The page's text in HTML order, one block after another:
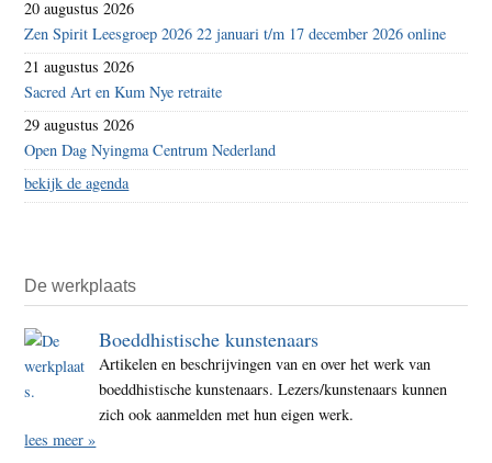
20 augustus 2026
Zen Spirit Leesgroep 2026 22 januari t/m 17 december 2026 online
21 augustus 2026
Sacred Art en Kum Nye retraite
29 augustus 2026
Open Dag Nyingma Centrum Nederland
bekijk de agenda
De werkplaats
Boeddhistische kunstenaars
Artikelen en beschrijvingen van en over het werk van
boeddhistische kunstenaars. Lezers/kunstenaars kunnen
zich ook aanmelden met hun eigen werk.
lees meer »